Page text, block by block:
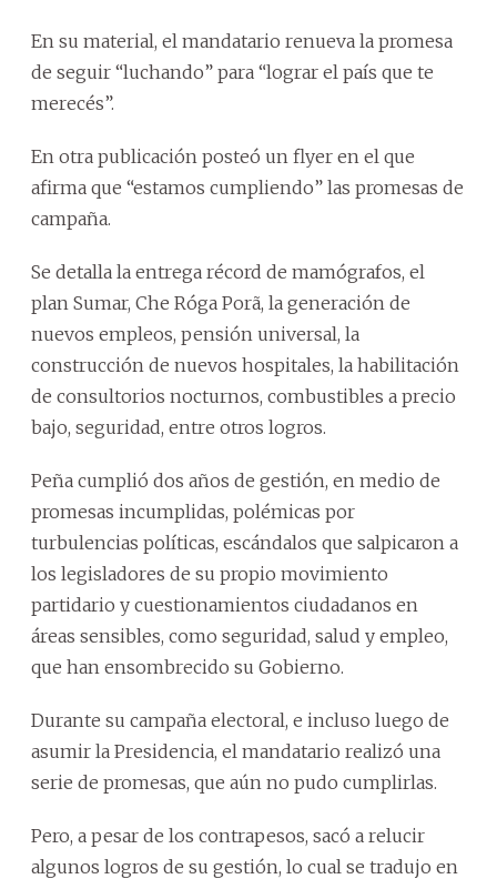
En su material, el mandatario renueva la promesa
de seguir “luchando” para “lograr el país que te
merecés”.
En otra publicación posteó un flyer en el que
afirma que “estamos cumpliendo” las promesas de
campaña.
Se detalla la entrega récord de mamógrafos, el
plan Sumar, Che Róga Porã, la generación de
nuevos empleos, pensión universal, la
construcción de nuevos hospitales, la habilitación
de consultorios nocturnos, combustibles a precio
bajo, seguridad, entre otros logros.
Peña cumplió dos años de gestión, en medio de
promesas incumplidas, polémicas por
turbulencias políticas, escándalos que salpicaron a
los legisladores de su propio movimiento
partidario y cuestionamientos ciudadanos en
áreas sensibles, como seguridad, salud y empleo,
que han ensombrecido su Gobierno.
Durante su campaña electoral, e incluso luego de
asumir la Presidencia, el mandatario realizó una
serie de promesas, que aún no pudo cumplirlas.
Pero, a pesar de los contrapesos, sacó a relucir
algunos logros de su gestión, lo cual se tradujo en